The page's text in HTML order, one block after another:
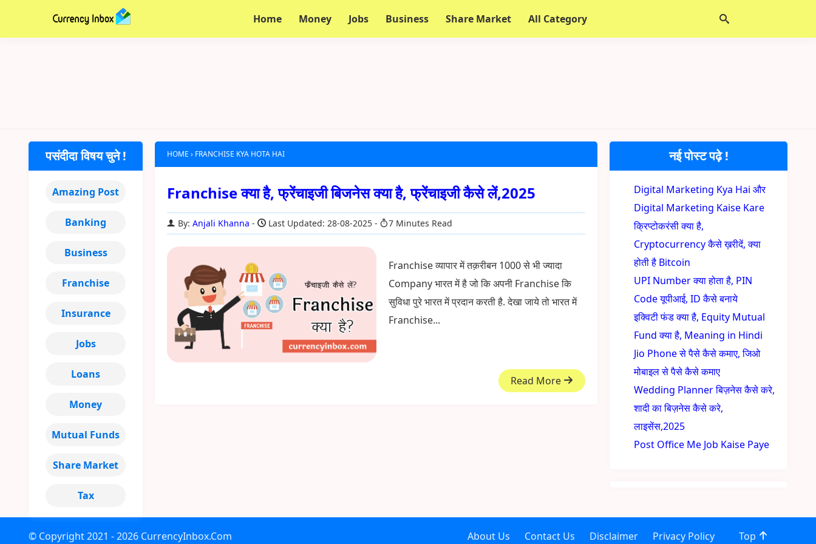
Home Money Jobs Business Share Market All Category
HOME › FRANCHISE KYA HOTA HAI
Franchise क्या है, फ्रेंचाइजी बिजनेस क्या है, फ्रेंचाइजी कैसे लें,2025
By:Anjali Khanna Last Updated: 28-08-2025 7 Minutes Read
Franchise व्यापार में तक़रीबन 1000 से भी ज्यादा
Company भारत में है जो कि अपनी Franchise कि
सुविधा पुरे भारत में प्रदान करती है. देखा जाये तो भारत में
Franchise...
Read More
नई पोस्ट पढ़े !
Digital Marketing Kya Hai और
Digital Marketing Kaise Kare
क्रिप्टोकरंसी क्या है,
Cryptocurrency कैसे ख़रीदें, क्या
होती है Bitcoin
UPI Number क्या होता है, PIN
Code यूपीआई, ID कैसे बनाये
इक्विटी फंड क्या है, Equity Mutual
Fund क्या है, Meaning in Hindi
Jio Phone से पैसे कैसे कमाए, जिओ
मोबाइल से पैसे कैसे कमाए
Wedding Planner बिज़नेस कैसे करे,
शादी का बिज़नेस कैसे करे,
लाइसेंस,2025
Post Office Me Job Kaise Paye
पसंदीदा विषय चुने !
Amazing Post
Banking
Business
Franchise
Insurance
Jobs
Loans
Money
Mutual Funds
Share Market
Tax
© Copyright2021 - 2026 CurrencyInbox.Com About Us Contact Us Disclaimer Privacy Policy Top